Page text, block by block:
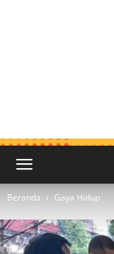
Beranda Gaya Hidup